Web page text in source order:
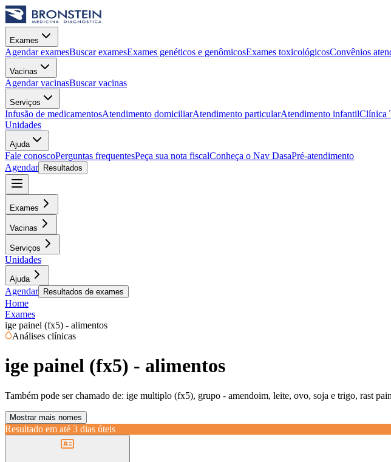
Exames
Agendar examesBuscar examesExames genéticos e genômicosExames toxicológicosConvênios
Vacinas
Agendar vacinasBuscar vacinas
Serviços
Infusão de medicamentosAtendimento domiciliarAtendimento particularAtendimento infantilClínica
Unidades
Ajuda
Fale conoscoPerguntas frequentesPeça sua nota fiscalConheça o Nav DasaPré-atendimento
Agendar
Resultados
Exames
Vacinas
Serviços
Unidades
Ajuda
Agendar Resultados de exames
Home
Exames
ige painel (fx5) - alimentos
Análises clínicas
ige painel (fx5) - alimentos
Também pode ser chamado de: ige multiplo (fx5), grupo - amendoim, leite, ovo, soja e trigo, rast
Mostrar mais nomes
Resultado em até 3 dias úteis